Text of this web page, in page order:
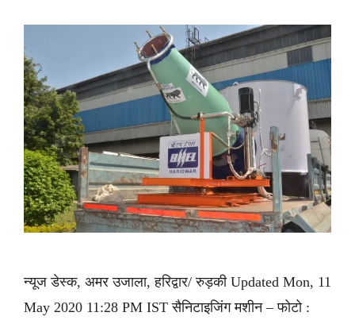
न्यूज डेस्क, अमर उजाला, हरिद्वार/ रुड़की Updated Mon, 11
May 2020 11:28 PM IST सैनिटाइजिंग मशीन – फोटो :